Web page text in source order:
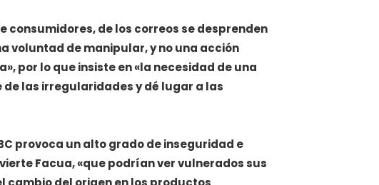
consumidores, de los correos se desprenden
voluntad de manipular, y no una acción
por lo que insiste en «la necesidad de una
las irregularidades y dé lugar a las
provoca un alto grado de inseguridad e
Facua, «que podrían ver vulnerados sus